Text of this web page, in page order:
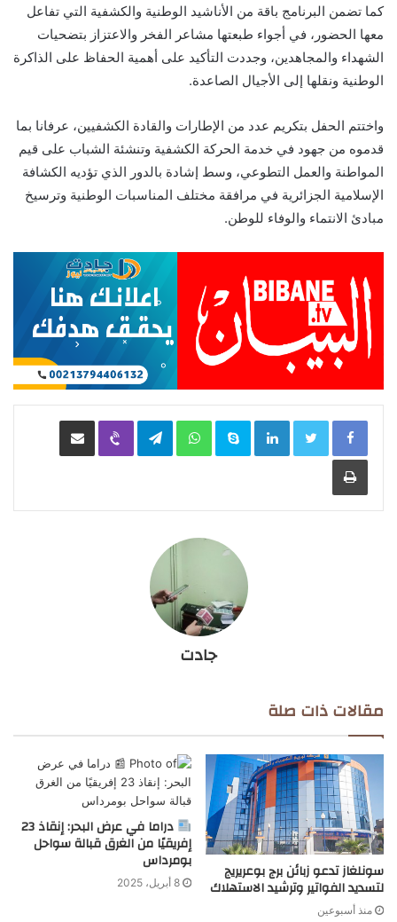
كما تضمن البرنامج باقة من الأناشيد الوطنية والكشفية التي تفاعل
معها الحضور، في أجواء طبعتها مشاعر الفخر والاعتزاز بتضحيات
الشهداء والمجاهدين، وجددت التأكيد على أهمية الحفاظ على الذاكرة
الوطنية ونقلها إلى الأجيال الصاعدة.
واختتم الحفل بتكريم عدد من الإطارات والقادة الكشفيين، عرفانا بما
قدموه من جهود في خدمة الحركة الكشفية وتنشئة الشباب على قيم
المواطنة والعمل التطوعي، وسط إشادة بالدور الذي تؤديه الكشافة
الإسلامية الجزائرية في مرافقة مختلف المناسبات الوطنية وترسيخ
مبادئ الانتماء والوفاء للوطن.
LinkedIn
Skype
WhatsApp
Telegram
Viber مشاركة عبر البريد
طباعة
جادت
مقالات ذات صلة
سونلغاز تدعو زبائن برج بوعريريج
لتسديد الفواتير وترشيد الاستهلاك
منذ أسبوعين
دراما في عرض البحر: إنقاذ 23
إفريقيًا من الغرق قبالة سواحل
بومرداس
8 أبريل، 2025